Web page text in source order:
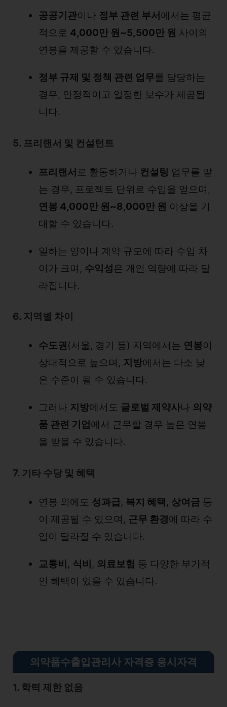
공공기관이나 정부 관련 부서 에서는 평균
적으로 4,000만 원~5,500만 원 사이의
연봉을 제공할 수 있습니다.
정부 규제 및 정책 관련 업무를 담당하는
경우, 안정적이고 일정한 보수가 제공됩
니다.
5. 프리랜서 및 컨설턴트
프리랜서 로 활동하거나 컨설팅 업무를 맡
는 경우, 프로젝트 단위로 수입을 얻으며,
연봉 4,000만 원~8,000만 원 이상을 기
대할 수 있습니다.
일하는 양이나 계약 규모에 따라 수입 차
이가 크며, 수익성은 개인 역량에 따라 달
라집니다.
6. 지역별 차이
수도권 (서울, 경기 등) 지역에서는 연봉이
상대적으로 높으며, 지방에서는 다소 낮
은 수준이 될 수 있습니다.
그러나 지방에서도 글로벌 제약사나 의약
품 관련 기업 에서 근무할 경우 높은 연봉
을 받을 수 있습니다.
7. 기타 수당 및 혜택
연봉 외에도 성과급, 복지 혜택, 상여금 등
이 제공될 수 있으며, 근무 환경에 따라 수
입이 달라질 수 있습니다.
교통비, 식비, 의료보험 등 다양한 부가적
인 혜택이 있을 수 있습니다.
의약품수출입관리사 자격증 응시자격
1. 학력 제한 없음